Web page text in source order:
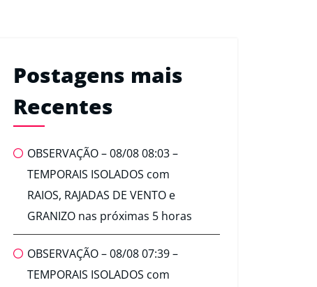
Postagens mais
Recentes
OBSERVAÇÃO – 08/08 08:03 –
TEMPORAIS ISOLADOS com
RAIOS, RAJADAS DE VENTO e
GRANIZO nas próximas 5 horas
OBSERVAÇÃO – 08/08 07:39 –
TEMPORAIS ISOLADOS com